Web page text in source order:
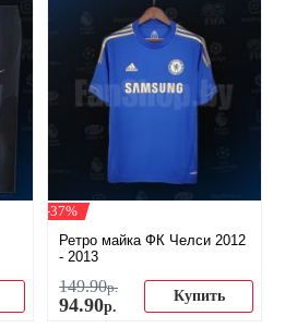
-37%
Ретро майка ФК Челси 2012
- 2013
149.90р.
94.90р.
Купить